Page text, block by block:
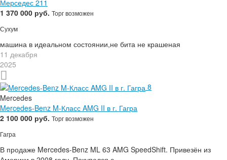
Мерседес 211
1 370 000 руб. Торг возможен
Сухум
машина в идеальном состоянии,не бита не крашеная
11 декабря
2025
8
Mercedes
Mercedes-Benz M-Класс AMG II в г. Гагра
2 100 000 руб. Торг возможен
Гагра
В продаже Mercedes-Benz ML 63 AMG SpeedShift. Привезён из